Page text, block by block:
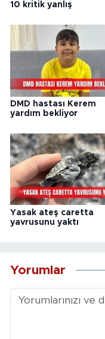
10 kritik yanlış
DMD hastası Kerem
yardım bekliyor
Yasak ateş caretta
yavrusunu yaktı
Yorumlar